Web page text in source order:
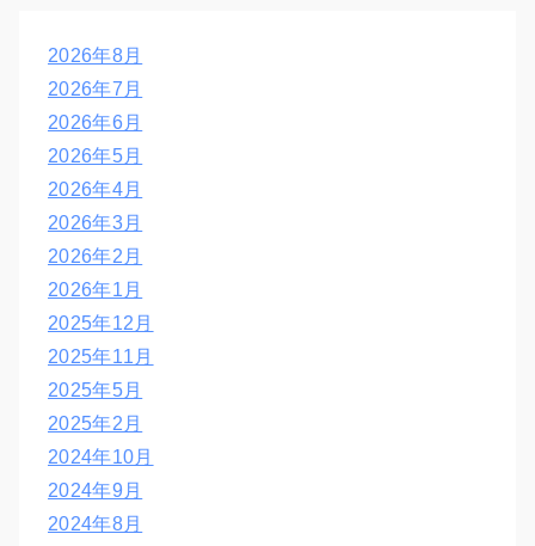
2026年8月
2026年7月
2026年6月
2026年5月
2026年4月
2026年3月
2026年2月
2026年1月
2025年12月
2025年11月
2025年5月
2025年2月
2024年10月
2024年9月
2024年8月